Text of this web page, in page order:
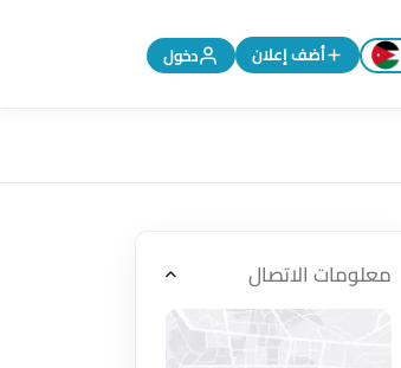
تغيير اللغة إلى الإنجليزية
أضف إعلان دخول
معلومات الاتصال